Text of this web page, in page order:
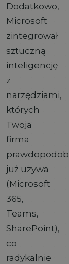
Dodatkowo,
Microsoft
zintegrował
sztuczną
inteligencję
z
narzędziami,
których
Twoja
firma
już używa
(Microsoft
365,
Teams,
SharePoint),
co
radykalnie